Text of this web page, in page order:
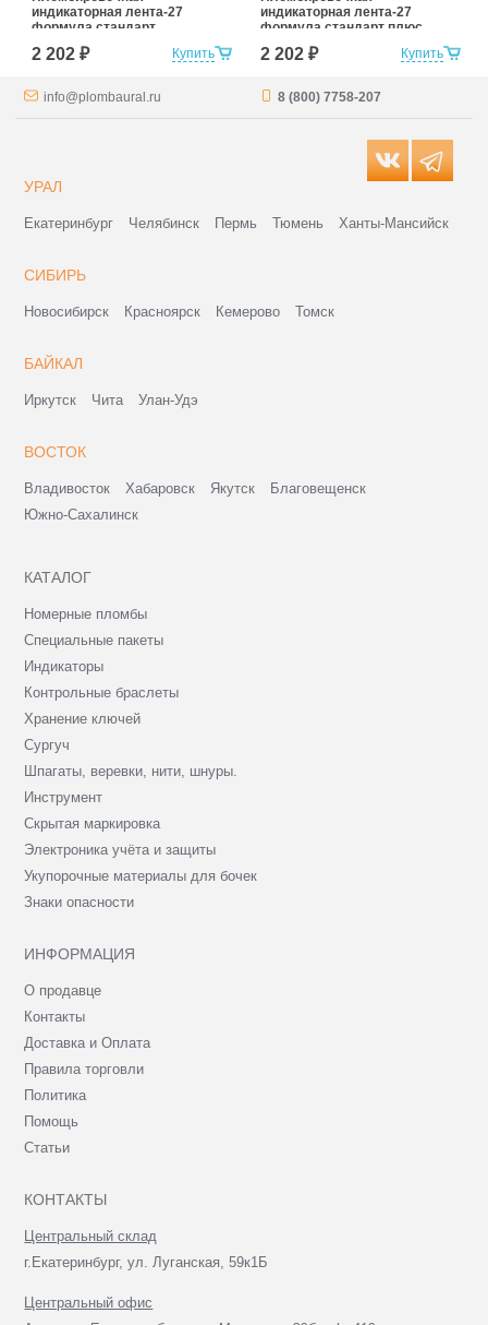
Купить
индикаторная лента-27
формула стандарт
2 202 ₽ Купить
индикаторная лента-27
формула стандарт плюс
2 202 ₽
info@plombaural.ru 8 (800) 7758-207
УРАЛ
Екатеринбург Челябинск Пермь Тюмень Ханты-Мансийск
СИБИРЬ
Новосибирск Красноярск Кемерово Томск
БАЙКАЛ
Иркутск Чита Улан-Удэ
ВОСТОК
Владивосток Хабаровск Якутск
Благовещенск
Южно-Сахалинск
КАТАЛОГ
Номерные пломбы
Специальные пакеты
Индикаторы
Контрольные браслеты
Хранение ключей
Сургуч
Шпагаты, веревки, нити, шнуры.
Инструмент
Скрытая маркировка
Электроника учёта и защиты
Укупорочные материалы для бочек
Знаки опасности
ИНФОРМАЦИЯ
О продавце
Контакты
Доставка и Оплата
Правила торговли
Политика
Помощь
Статьи
КОНТАКТЫ
Центральный склад
г.Екатеринбург, ул. Луганская, 59к1Б
Центральный офис